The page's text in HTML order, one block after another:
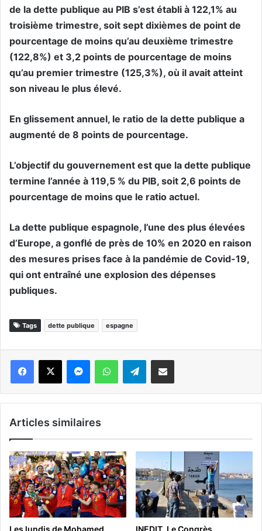
de la dette publique au PIB s’est établi à 122,1% au
troisième trimestre, soit sept dixièmes de point de
pourcentage de moins qu’au deuxième trimestre
(122,8%) et 3,2 points de pourcentage de moins
qu’au premier trimestre (125,3%), où il avait atteint
son niveau le plus élevé.
En glissement annuel, le ratio de la dette publique a
augmenté de 8 points de pourcentage.
L’objectif du gouvernement est que la dette publique
termine l’année à 119,5 % du PIB, soit 2,6 points de
pourcentage de moins que le ratio actuel.
La dette publique espagnole, l’une des plus élevées
d’Europe, a gonflé de près de 10% en 2020 en raison
des mesures prises face à la pandémie de Covid-19,
qui ont entraîné une explosion des dépenses
publiques.
Tags dette publique espagne
WhatsApp Telegram
Articles similaires
Les lundis de Mohamed
INEDIT. Le Congrès